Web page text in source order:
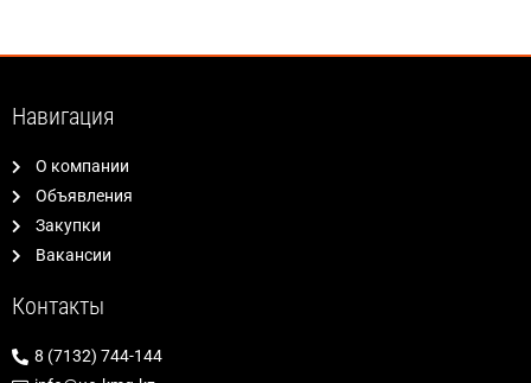
Навигация
О компании
Объявления
Закупки
Вакансии
Контакты
8 (7132) 744-144